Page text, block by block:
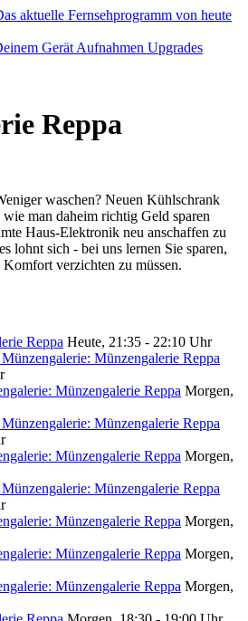
Gerät Aufnahmen Upgrades
Reppa
waschen? Neuen Kühlschrank
man daheim richtig Geld sparen
Haus-Elektronik neu anschaffen zu
lohnt sich - bei uns lernen Sie sparen,
verzichten zu müssen.
Reppa Heute, 21:35 - 22:10 Uhr
Münzengalerie Reppa
Münzengalerie Reppa Morgen,
Münzengalerie Reppa
Münzengalerie Reppa Morgen,
Münzengalerie Reppa
Münzengalerie Reppa Morgen,
Münzengalerie Reppa Morgen,
Münzengalerie Reppa Morgen,